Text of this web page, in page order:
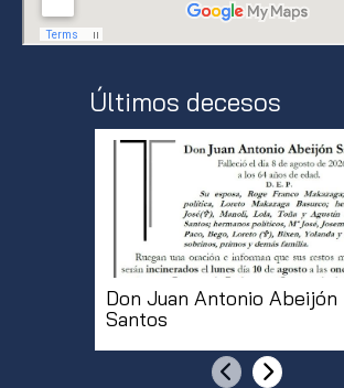
Últimos decesos
Don Juan Antonio Abeijón
Santos
AnteriorSiguiente